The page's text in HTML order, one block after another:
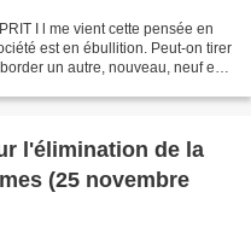
I l me vient cette pensée en
est en ébullition. Peut-on tirer
un autre, nouveau, neuf en
l'élimination de la
(25 novembre